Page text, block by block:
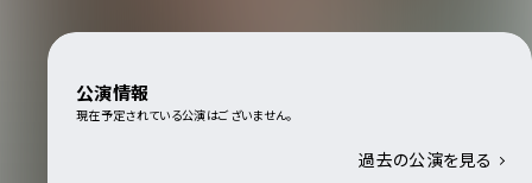
公演情報
現在予定されている公演はございません。
過去の公演を見る